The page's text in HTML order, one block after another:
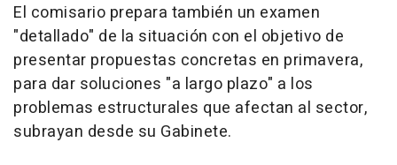
El comisario prepara también un examen
"detallado" de la situación con el objetivo de
presentar propuestas concretas en primavera,
para dar soluciones "a largo plazo" a los
problemas estructurales que afectan al sector,
subrayan desde su Gabinete.